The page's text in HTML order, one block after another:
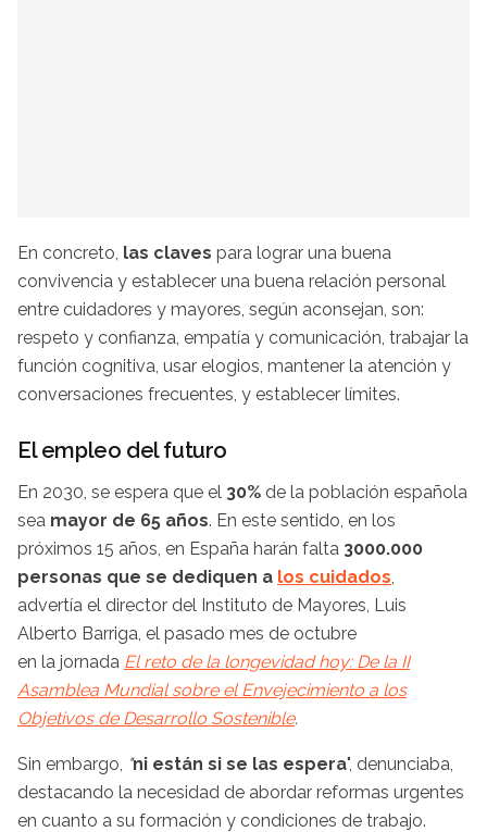
En concreto, las claves para lograr una buena
convivencia y establecer una buena relación personal
entre cuidadores y mayores, según aconsejan, son:
respeto y confianza, empatía y comunicación, trabajar la
función cognitiva, usar elogios, mantener la atención y
conversaciones frecuentes, y establecer límites.
El empleo del futuro
En 2030, se espera que el 30% de la población española
sea mayor de 65 años. En este sentido, en los
próximos 15 años, en España harán falta 3000.000
personas que se dediquen a los cuidados
advertía el director del Instituto de Mayores, Luis
Alberto Barriga, el pasado mes de octubre
en la jornada El reto de la longevidad hoy: De la II
Asamblea Mundial sobre el Envejecimiento a los
Objetivos de Desarrollo Sostenible.
Sin embargo, "ni están si se las espera", denunciaba,
destacando la necesidad de abordar reformas urgentes
en cuanto a su formación y condiciones de trabajo.